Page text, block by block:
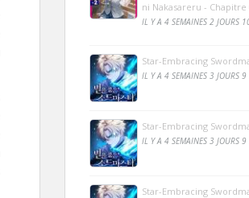
ni Nakasareru - Chapitre
IL Y A 4 SEMAINES 2 JOURS
Star-Embracing
IL Y A 4 SEMAINES 3 JOURS 9
Star-Embracing
IL Y A 4 SEMAINES 3 JOURS 9
Star-Embracing